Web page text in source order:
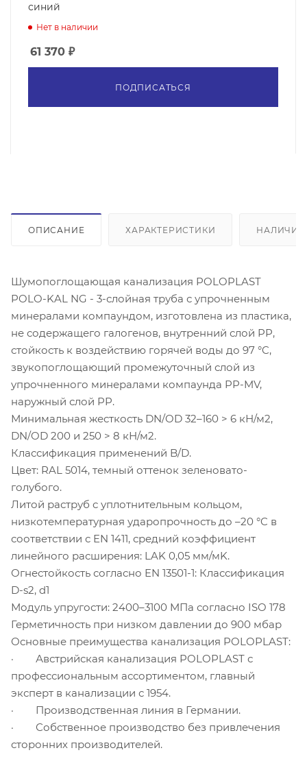
синий
Нет в наличии
61 370 ₽
ПОДПИСАТЬСЯ
ОПИСАНИЕ ХАРАКТЕРИСТИКИ НАЛИЧИЕ
Шумопоглощающая канализация POLOPLAST
POLO-KAL NG - 3-слойная труба с упрочненным
минералами компаундом, изготовлена из пластика,
не содержащего галогенов, внутренний слой PP,
стойкость к воздействию горячей воды до 97 °C,
звукопоглощающий промежуточный слой из
упрочненного минералами компаунда PP-MV,
наружный слой PP.
Минимальная жесткость DN/OD 32–160 > 6 кН/м2,
DN/OD 200 и 250 > 8 кН/м2.
Классификация применений B/D.
Цвет: RAL 5014, темный оттенок зеленовато-
голубого.
Литой раструб с уплотнительным кольцом,
низкотемпературная ударопрочность до –20 °C в
соответствии с EN 1411, средний коэффициент
линейного расширения: LAK 0,05 мм/мK.
Огнестойкость согласно EN 13501-1: Классификация
D-s2, d1
Модуль упругости: 2400–3100 MПа согласно ISO 178
Герметичность при низком давлении до 900 мбар
Основные преимущества канализация POLOPLAST:
· Австрийская канализация POLOPLAST с
профессиональным ассортиментом, главный
эксперт в канализации с 1954.
· Производственная линия в Германии.
· Собственное производство без привлечения
сторонних производителей.